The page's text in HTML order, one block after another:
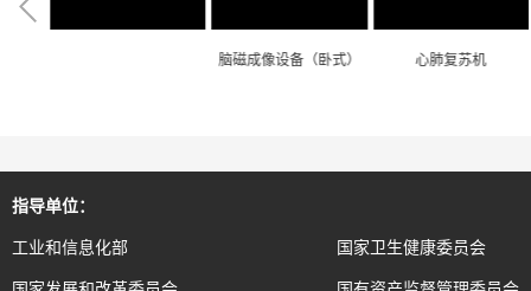
脑磁成像设备（卧式） 心肺复苏机
指导单位：
工业和信息化部 国家卫生健康委员会